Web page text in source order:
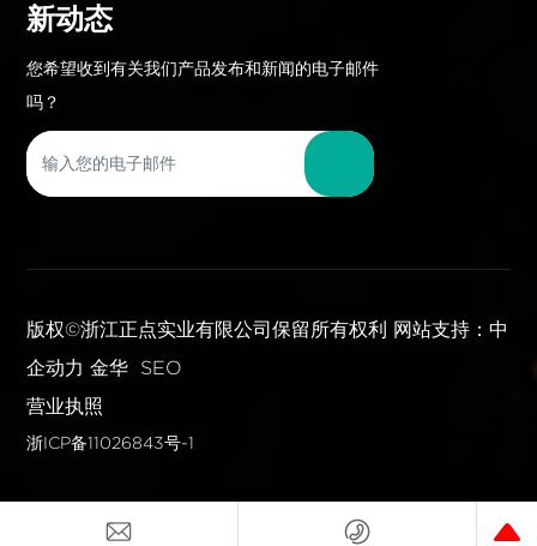
新动态
您希望收到有关我们产品发布和新闻的电子邮件
吗？
版权©浙江正点实业有限公司保留所有权利 网站支持：中
企动力 金华
SEO
营业执照
浙ICP备11026843号-1